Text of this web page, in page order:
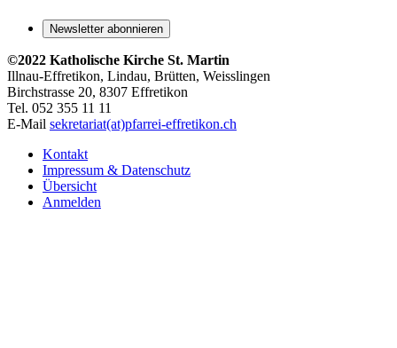
Newsletter abonnieren
©2022 Katholische Kirche St. Martin
Illnau-Effretikon, Lindau, Brütten, Weisslingen
Birchstrasse 20, 8307 Effretikon
Tel. 052 355 11 11
E-Mail sekretariat(at)pfarrei-effretikon.ch
Kontakt
Impressum & Datenschutz
Übersicht
Anmelden